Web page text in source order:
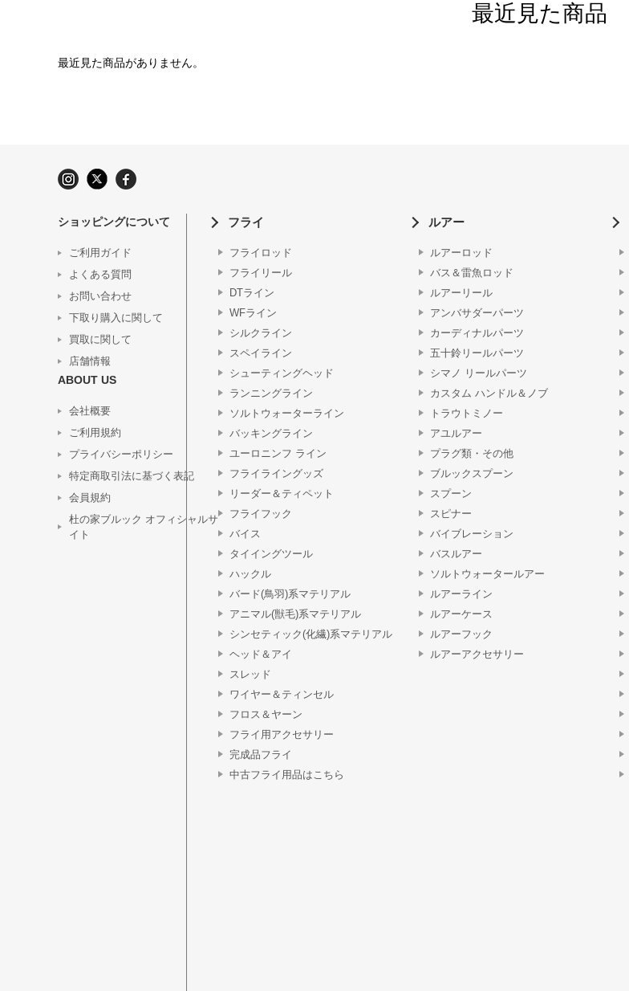
最近見た商品
最近見た商品がありません。
ショッピングについて
ご利用ガイド
よくある質問
お問い合わせ
下取り購入に関して
買取に関して
店舗情報
ABOUT US
会社概要
ご利用規約
プライバシーポリシー
特定商取引法に基づく表記
会員規約
杜の家ブルック オフィシャルサ
イト
フライ
フライロッド
フライリール
DTライン
WFライン
シルクライン
スペイライン
シューティングヘッド
ランニングライン
ソルトウォーターライン
バッキングライン
ユーロニンフ ライン
フライライングッズ
リーダー＆ティペット
フライフック
バイス
タイイングツール
ハックル
バード(鳥羽)系マテリアル
アニマル(獣毛)系マテリアル
シンセティック(化繊)系マテリアル
ヘッド＆アイ
スレッド
ワイヤー＆ティンセル
フロス＆ヤーン
フライ用アクセサリー
完成品フライ
中古フライ用品はこちら
ルアー
ルアーロッド
バス＆雷魚ロッド
ルアーリール
アンバサダーパーツ
カーディナルパーツ
五十鈴リールパーツ
シマノ リールパーツ
カスタム ハンドル＆ノブ
トラウトミノー
アユルアー
プラグ類・その他
ブルックスプーン
スプーン
スピナー
バイブレーション
バスルアー
ソルトウォータールアー
ルアーライン
ルアーケース
ルアーフック
ルアーアクセサリー